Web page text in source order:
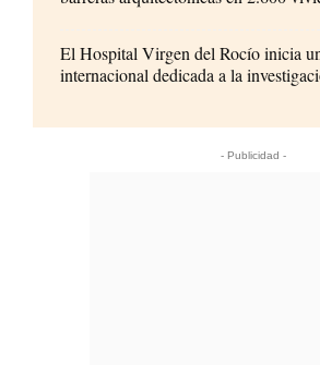
El Hospital Virgen del Rocío inicia
internacional dedicada a la
- Publicidad -